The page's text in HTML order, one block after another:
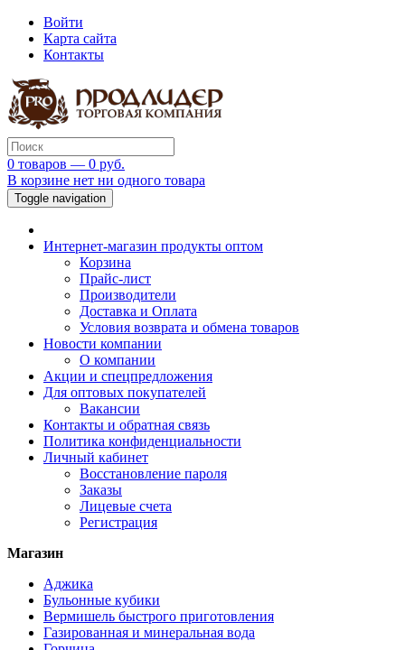
Войти
Карта сайта
Контакты
0 товаров — 0 руб.
В корзине нет ни одного товара
Toggle navigation
Интернет-магазин продукты оптом
Корзина
Прайс-лист
Производители
Доставка и Оплата
Условия возврата и обмена товаров
Новости компании
О компании
Акции и спецпредложения
Для оптовых покупателей
Вакансии
Контакты и обратная связь
Политика конфиденциальности
Личный кабинет
Восстановление пароля
Заказы
Лицевые счета
Регистрация
Магазин
Аджика
Бульонные кубики
Вермишель быстрого приготовления
Газированная и минеральная вода